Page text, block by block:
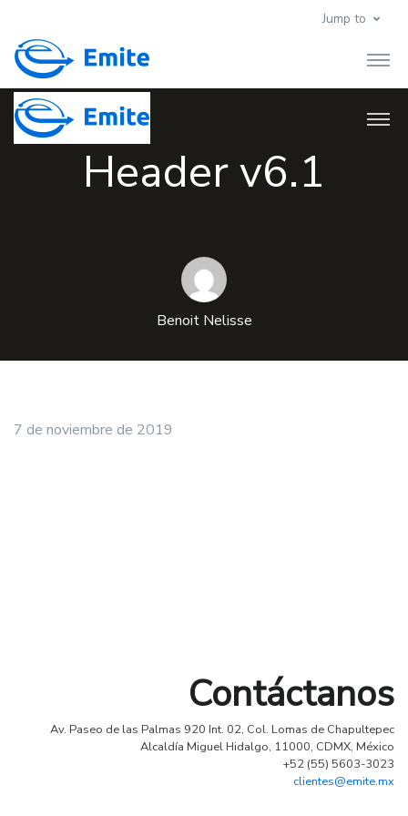
Jump to
Header v6.1
Benoit Nelisse
7 de noviembre de 2019
Contáctanos
Av. Paseo de las Palmas 920 Int. 02, Col. Lomas de Chapultepec
Alcaldía Miguel Hidalgo, 11000, CDMX, México
+52 (55) 5603-3023
clientes@emite.mx